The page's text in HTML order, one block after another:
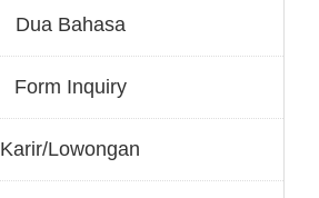
Dua Bahasa
Form Inquiry
Karir/Lowongan